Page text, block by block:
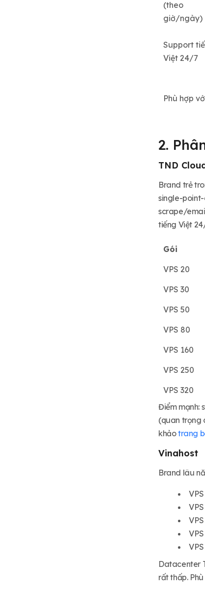
(theo
giờ/ngày)
Support
Việt 24/7
Phù hợp
2.
TND
Brand trẻ
single-
scrape/
tiếng Việt
Gói
VPS 20
VPS 30
VPS 50
VPS 80
VPS 160
VPS 250
VPS 320
Điểm mạnh:
(quan trọng
khảotrang
Vinahost
Brand lâu
Datacenter
rất thấp.